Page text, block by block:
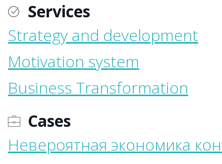
Services
Strategy and development
Motivation system
Business Transformation
Cases
Невероятная экономика